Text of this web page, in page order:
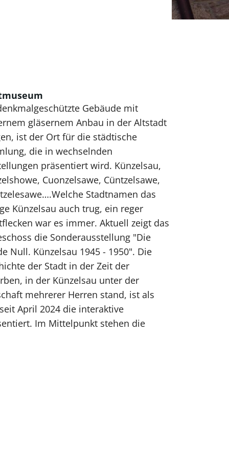
Gebäude mit
gläsernem Anbau in der Altstadt
ist der Ort für die städtische
die in wechselnden
präsentiert wird. Künzelsau,
Cuonzelsawe, Cüntzelsawe,
Stadtnamen das
Künzelsau auch trug, ein reger
war es immer. Aktuell zeigt das
die Sonderausstellung "Die
Null. Künzelsau 1945 - 1950". Die
der Stadt in der Zeit der
in der Künzelsau unter der
mehrerer Herren stand, ist als
April 2024 die interaktive
Im Mittelpunkt stehen die